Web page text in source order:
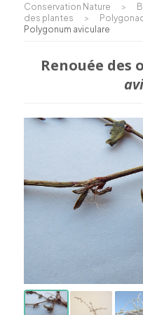
Conservation Nature >
des plantes
>
Polygonum aviculare
Renouée des